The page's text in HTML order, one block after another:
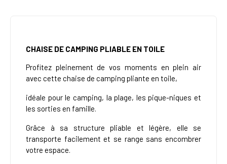
CHAISE DE CAMPING PLIABLE EN TOILE
Profitez pleinement de vos moments en plein air
avec cette chaise de camping pliante en toile,
idéale pour le camping, la plage, les pique-niques et
les sorties en famille.
Grâce à sa structure pliable et légère, elle se
transporte facilement et se range sans encombrer
votre espace.